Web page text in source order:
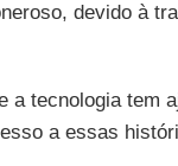
devido à
a tecnologia tem
a essas